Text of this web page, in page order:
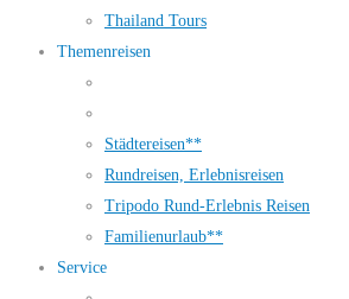
Thailand Tours
Themenreisen
Städtereisen**
Rundreisen, Erlebnisreisen
Tripodo Rund-Erlebnis Reisen
Familienurlaub**
Service